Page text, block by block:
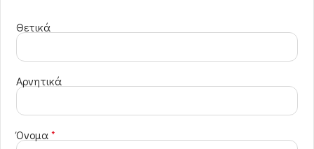
Θετικά
Αρνητικά
Όνομα*